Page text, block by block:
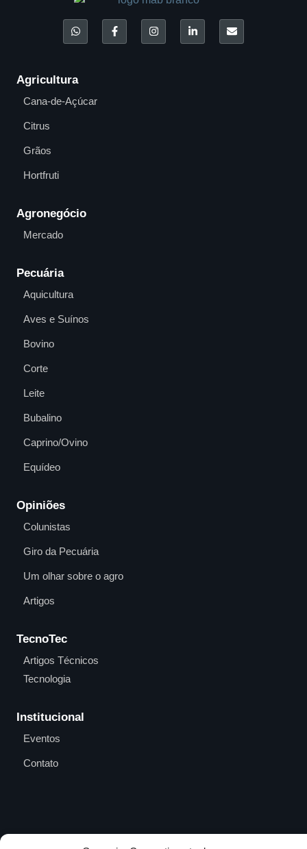
Agricultura
Cana-de-Açúcar
Citrus
Grãos
Hortfruti
Agronegócio
Mercado
Pecuária
Aquicultura
Aves e Suínos
Bovino
Corte
Leite
Bubalino
Caprino/Ovino
Equídeo
Opiniões
Colunistas
Giro da Pecuária
Um olhar sobre o agro
Artigos
TecnoTec
Artigos Técnicos
Tecnologia
Institucional
Eventos
Contato